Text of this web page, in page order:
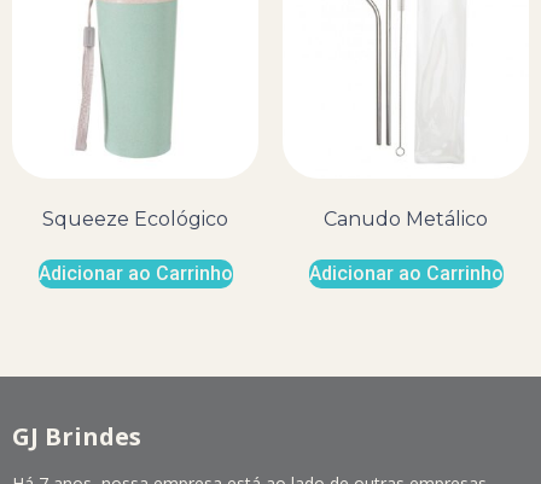
Squeeze Ecológico
Adicionar ao Carrinho
Canudo Metálico
Adicionar ao Carrinho
GJ Brindes